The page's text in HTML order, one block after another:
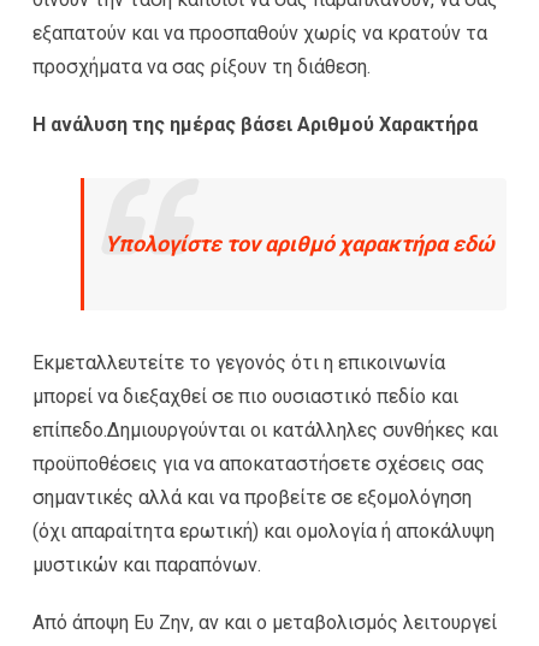
εξαπατούν και να προσπαθούν χωρίς να κρατούν τα
προσχήματα να σας ρίξουν τη διάθεση.
Η ανάλυση της ημέρας βάσει Αριθμού Χαρακτήρα
Υπολογίστε τον αριθμό χαρακτήρα εδώ
Εκμεταλλευτείτε το γεγονός ότι η επικοινωνία
μπορεί να διεξαχθεί σε πιο ουσιαστικό πεδίο και
επίπεδο.Δημιουργούνται οι κατάλληλες συνθήκες και
προϋποθέσεις για να αποκαταστήσετε σχέσεις σας
σημαντικές αλλά και να προβείτε σε εξομολόγηση
(όχι απαραίτητα ερωτική) και ομολογία ή αποκάλυψη
μυστικών και παραπόνων.
Από άποψη Ευ Ζην, αν και ο μεταβολισμός λειτουργεί